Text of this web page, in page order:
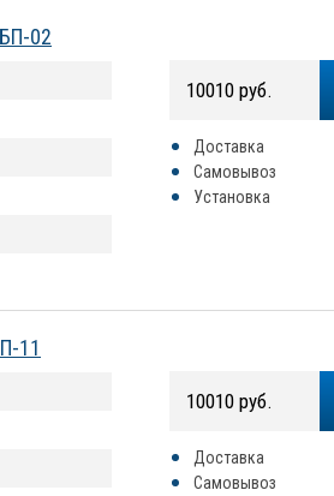
02
10010 руб.
Доставка
Самовывоз
Установка
11
10010 руб.
Доставка
Самовывоз